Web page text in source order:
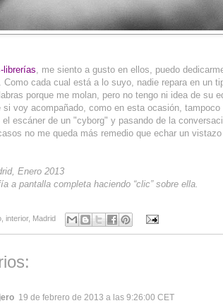
librerías, me siento a gusto en ellos, puedo
cada cual está a lo suyo, nadie repara en un
porque me molan, pero no tengo ni idea de su
si voy acompañado, como en esta ocasión,
escáner de un "cyborg" y pasando de la
no me queda más remedio que echar un
Enero 2013
a pantalla completa haciendo “clic” sobre ella.
, interior, Madrid
19 de febrero de 2013 a las 9:26:00 CET